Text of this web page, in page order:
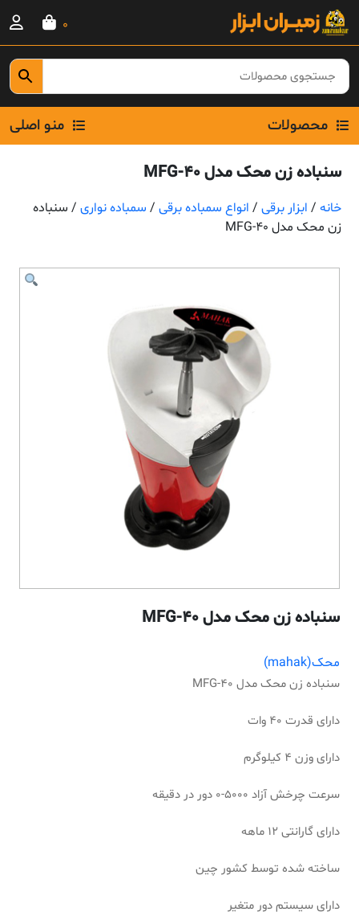
Skip
content
0
محصولات منو اصلی
سنباده زن محک مدل MFG-40
خانه / ابزار برقی / انواع سمباده برقی / سمباده نواری / سنباده
زن محک مدل MFG-40
سنباده زن محک مدل MFG-40
محک(mahak)
سنباده زن محک مدل MFG-40
دارای قدرت 40 وات
دارای وزن 4 کیلوگرم
سرعت چرخش آزاد 5000-0 دور در دقیقه
دارای گارانتی 12 ماهه
ساخته شده توسط کشور چین
دارای سیستم دور متغیر